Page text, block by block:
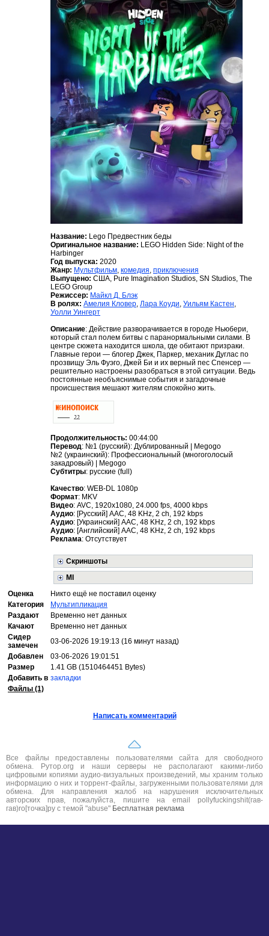
Название: Lego Предвестник беды
Оригинальное название: LEGO Hidden Side: Night of the
Harbinger
Год выпуска: 2020
Жанр: Мультфильм, комедия, приключения
Выпущено: США, Pure Imagination Studios, SN Studios, The
LEGO Group
Режиссер: Майкл Д. Блэк
В ролях: Амелия Кловер, Лара Коуди, Уильям Кастен,
Уолли Уингерт
Описание: Действие разворачивается в городе Ньюбери,
который стал полем битвы с паранормальными силами. В
центре сюжета находится школа, где обитают призраки.
Главные герои — блогер Джек, Паркер, механик Дуглас по
прозвищу Эль Фуэго, Джей Би и их верный пес Спенсер —
решительно настроены разобраться в этой ситуации. Ведь
постоянные необъяснимые события и загадочные
происшествия мешают жителям спокойно жить.
Продолжительность: 00:44:00
Перевод: №1 (русский): Дублированный | Megogo
№2 (украинский): Профессиональный (многоголосый
закадровый) | Megogo
Субтитры: русские (full)
Качество: WEB-DL 1080p
Формат: MKV
Видео: AVC, 1920x1080, 24.000 fps, 4000 kbps
Аудио: [Русский] AAС, 48 KHz, 2 ch, 192 kbps
Аудио: [Украинский] AAС, 48 KHz, 2 ch, 192 kbps
Аудио: [Английский] AAС, 48 KHz, 2 ch, 192 kbps
Реклама: Отсутствует
Скриншоты
MI
Оценка
Никто ещё не поставил оценку
Категория
Мультипликация
Раздают
Временно нет данных
Качают
Временно нет данных
Сидер
замечен
03-06-2026 19:19:13 (16 минут назад)
Добавлен
03-06-2026 19:01:51
Размер
1.41 GB (1510464451 Bytes)
Добавить в закладки
Файлы (1)
Написать комментарий
Все файлы предоставлены пользователями сайта для свободного
обмена. Рутор.org и наши серверы не располагают какими-либо
цифровыми копиями аудио-визуальных произведений, мы храним только
информацию о них и торрент-файлы, загруженными пользователями для
обмена. Для направления жалоб на нарушения исключительных
авторских прав, пожалуйста, пишите на email pollyfuckingshit(гав-
гав)ro[точка]ру с темой "abuse" Бесплатная реклама